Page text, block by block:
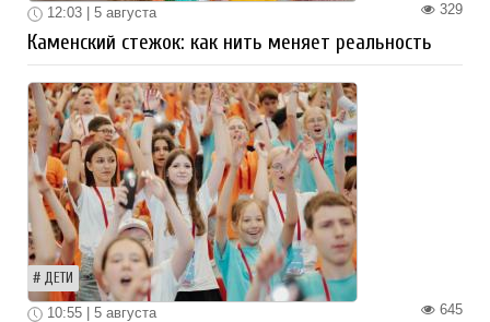
329
12:03 | 5 августа
Каменский стежок: как нить меняет реальность
ДЕТИ
645
10:55 | 5 августа